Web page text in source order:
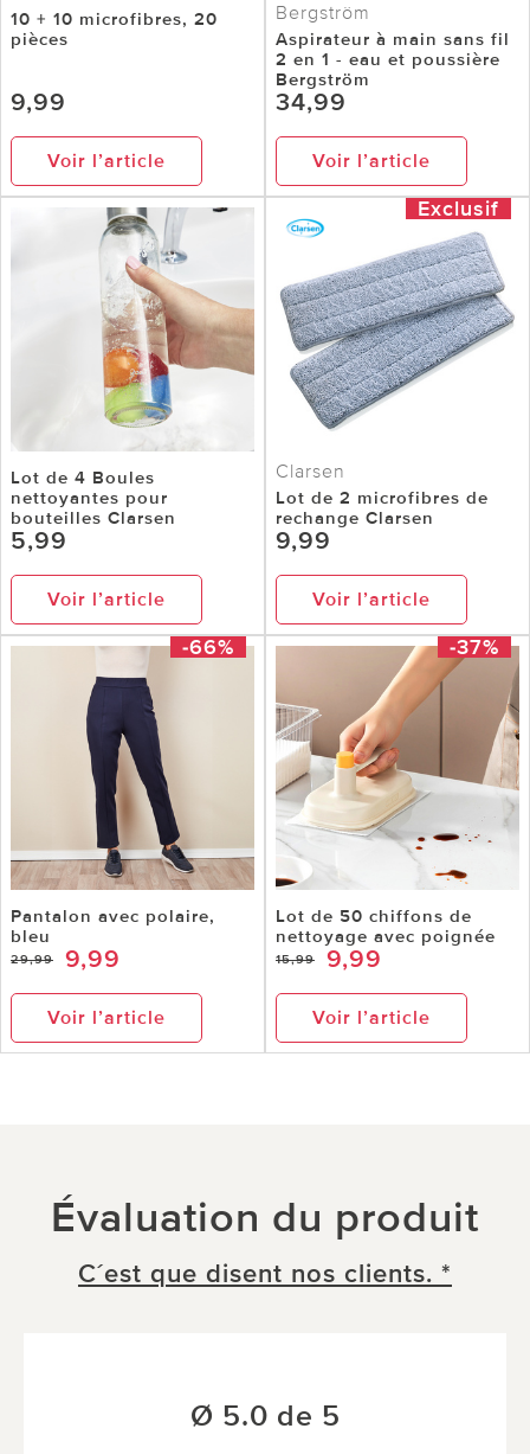
10 + 10 microfibres, 20
pièces
9,99
Voir l’article
Bergström
Aspirateur à main sans fil
2 en 1 - eau et poussière
Bergström
34,99
Voir l’article
Lot de 4 Boules
nettoyantes pour
bouteilles Clarsen
5,99
Voir l’article
Exclusif
Clarsen
Lot de 2 microfibres de
rechange Clarsen
9,99
Voir l’article
-66%
Pantalon avec polaire,
bleu
29,99 9,99
Voir l’article
-37%
Lot de 50 chiffons de
nettoyage avec poignée
15,99 9,99
Voir l’article
Évaluation du produit
C´est que disent nos clients. *
Ø 5.0 de 5